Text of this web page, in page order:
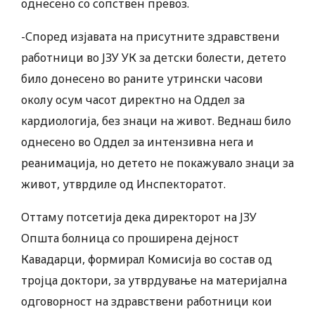
однесено со сопствен превоз.
-Според изјавата на присутните здравствени
работници во ЈЗУ УК за детски болести, детето
било донесено во раните утрински часови
околу осум часот директно на Оддел за
кардиологија, без знаци на живот. Веднаш било
однесено во Оддел за интензивна нега и
реанимација, но детето не покажувало знаци за
живот, утврдиле од Инспекторатот.
Оттаму потсетија дека директорот на ЈЗУ
Општа болница со проширена дејност
Кавадарци, формирал Комисија во состав од
тројца доктори, за утврдување на материјална
одговорност на здравствени работници кои